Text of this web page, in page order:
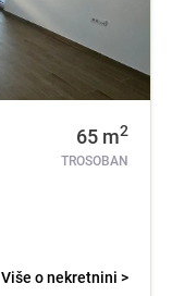
65 m2
TROSOBAN
Više o nekretnini >